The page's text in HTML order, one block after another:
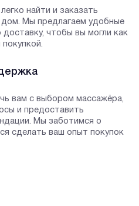
найти и заказать
Мы предлагаем удобные
чтобы вы могли как
вам с выбором массажёра,
и предоставить
Мы заботимся о
сделать ваш опыт покупок